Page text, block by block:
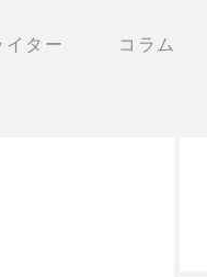
イター コラム